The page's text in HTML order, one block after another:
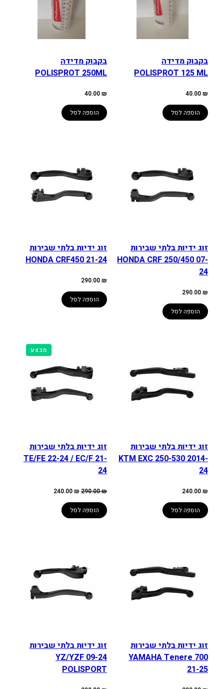
בקבוק מדידה
POLISPROT 125 ML
40.00₪
הוספה לסל
בקבוק מדידה
POLISPROT 250ML
40.00₪
הוספה לסל
זוג ידיות בלתי שבירות
HONDA CRF 250/450 07-
24
290.00₪
הוספה לסל
זוג ידיות בלתי שבירות
HONDA CRF450 21-24
290.00₪
הוספה לסל
זוג ידיות בלתי שבירות
KTM EXC 250-530 2014-
24
240.00₪
הוספה לסל
מבצעמוצרים
במבצע
זוג ידיות בלתי שבירות
TE/FE 22-24 / EC/F 21-
24
290.00₪ המחיר
היה:
290.00 ₪.
240.00₪
הוספה לסל
זוג ידיות בלתי שבירות
YAMAHA Tenere 700
21-25
זוג ידיות בלתי שבירות
YZ/YZF 09-24
POLISPORT